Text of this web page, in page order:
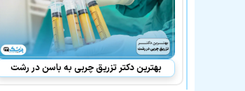
بهترین دکتر تزریق چربی به باسن در رشت